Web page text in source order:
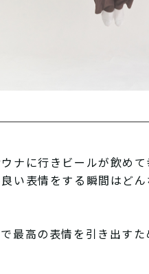
ナに行きビールが飲め
い表情をする瞬間はどん
最高の表情を引き出すた